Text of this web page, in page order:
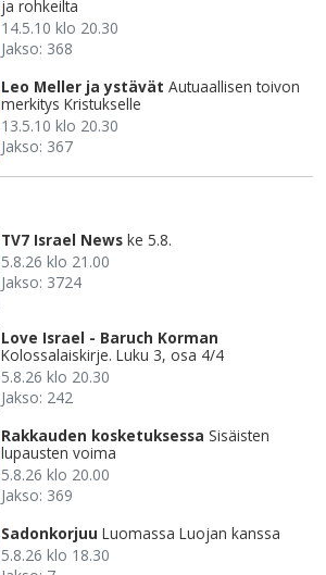
ja rohkeilta
14.5.10 klo 20.30
Jakso: 368
Leo Meller ja ystävät Autuaallisen toivon
merkitys Kristukselle
13.5.10 klo 20.30
Jakso: 367
TV7 Israel News ke 5.8.
5.8.26 klo 21.00
Jakso: 3724
Love Israel - Baruch Korman
Kolossalaiskirje. Luku 3, osa 4/4
5.8.26 klo 20.30
Jakso: 242
Rakkauden kosketuksessa Sisäisten
lupausten voima
5.8.26 klo 20.00
Jakso: 369
Sadonkorjuu Luomassa Luojan kanssa
5.8.26 klo 18.30